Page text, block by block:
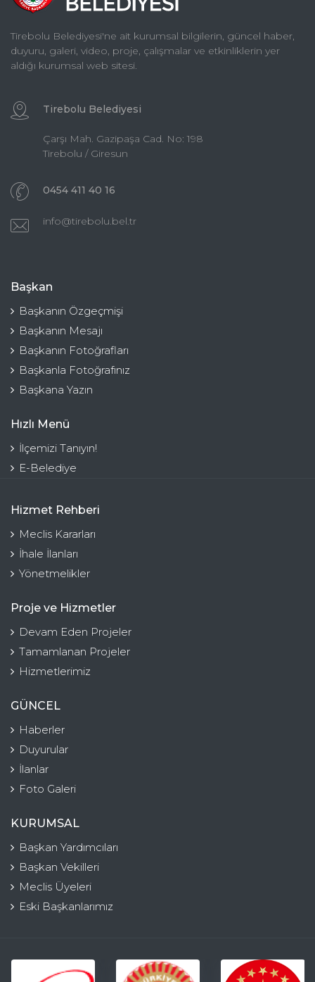
Tirebolu Belediyesi'ne ait kurumsal bilgilerin, güncel haber,
duyuru, galeri, video, proje, çalışmalar ve etkinliklerin yer
aldığı kurumsal web sitesi.
Tirebolu Belediyesi
Çarşı Mah. Gazipaşa Cad. No: 198
Tirebolu / Giresun
0454 411 40 16
info@tirebolu.bel.tr
Başkan
Başkanın Özgeçmişi
Başkanın Mesajı
Başkanın Fotoğrafları
Başkanla Fotoğrafınız
Başkana Yazın
Hızlı Menü
İlçemizi Tanıyın!
E-Belediye
Hizmet Rehberi
Meclis Kararları
İhale İlanları
Yönetmelikler
Proje ve Hizmetler
Devam Eden Projeler
Tamamlanan Projeler
Hizmetlerimiz
GÜNCEL
Haberler
Duyurular
İlanlar
Foto Galeri
KURUMSAL
Başkan Yardımcıları
Başkan Vekilleri
Meclis Üyeleri
Eski Başkanlarımız